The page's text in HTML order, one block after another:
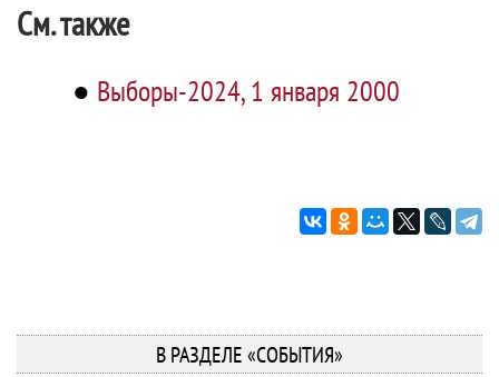
См. также
● Выборы-2024, 1 января 2000
В РАЗДЕЛЕ «СОБЫТИЯ»